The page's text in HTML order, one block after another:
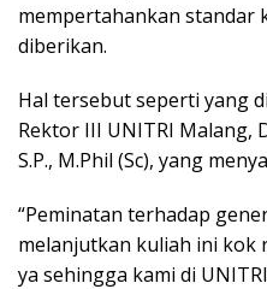
mempertahankan standar
diberikan.
Hal tersebut seperti yang
Rektor III UNITRI Malang,
S.P., M.Phil (Sc), yang
“Peminatan terhadap
melanjutkan kuliah ini kok
ya sehingga kami di